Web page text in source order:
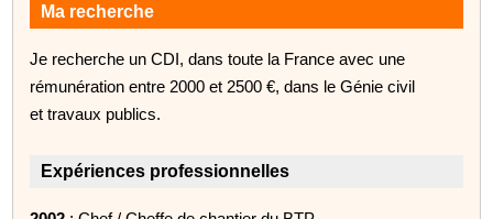
Ma recherche
Je recherche un CDI, dans toute la France avec une
rémunération entre 2000 et 2500 €, dans le Génie civil
et travaux publics.
Expériences professionnelles